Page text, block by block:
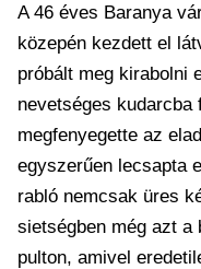
A 46 éves Baranya
közepén kezdett el
próbált meg kirabolni
nevetséges kudarcba
megfenyegette az
egyszerűen lecsapta
rabló nemcsak üres
sietségben még azt a
pulton, amivel